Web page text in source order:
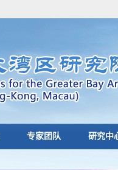
专家团队 研究中